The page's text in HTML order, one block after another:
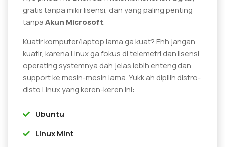
gratis tanpa mikir lisensi, dan yang paling penting
tanpaAkun Microsoft.
Kuatir komputer/laptop lama ga kuat? Ehh jangan
kuatir, karena Linux ga fokus di telemetri dan lisensi,
operating systemnya dah jelas lebih enteng dan
support ke mesin-mesin lama. Yukk ah dipilih distro-
disto Linux yang keren-keren ini:
Ubuntu
Linux Mint